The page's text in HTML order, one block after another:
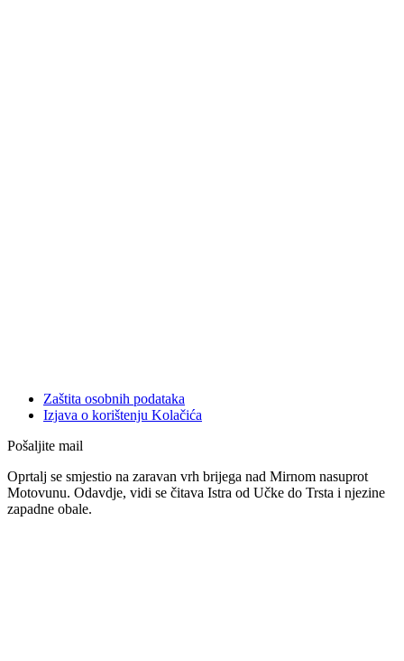
Zaštita osobnih podataka
Izjava o korištenju Kolačića
Pošaljite mail
Oprtalj se smjestio na zaravan vrh brijega nad Mirnom nasuprot
Motovunu. Odavdje, vidi se čitava Istra od Učke do Trsta i njezine
zapadne obale.